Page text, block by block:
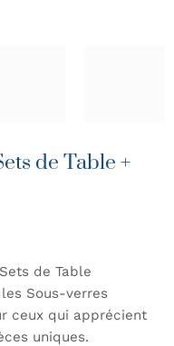
de Table +
de Table
les Sous-verres
ceux qui apprécient
uniques.